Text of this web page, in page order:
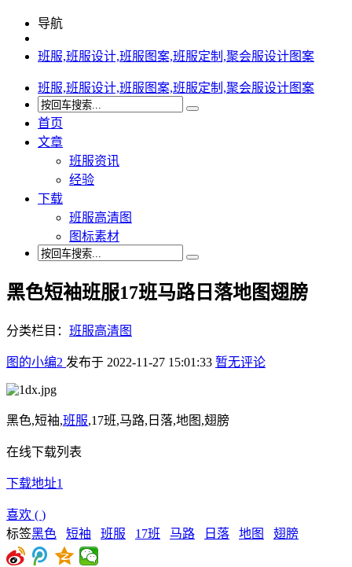
导航
班服,班服设计,班服图案,班服定制,聚会服设计图案
班服,班服设计,班服图案,班服定制,聚会服设计图案
首页
文章
班服资讯
经验
下载
班服高清图
图标素材
黑色短袖班服17班马路日落地图翅膀
分类栏目： 班服高清图
图的小编2 发布于 2022-11-27 15:01:33 暂无评论
黑色,短袖,班服,17班,马路,日落,地图,翅膀
在线下载列表
下载地址1
喜欢 ( )
标签黑色 短袖 班服 17班 马路 日落 地图 翅膀